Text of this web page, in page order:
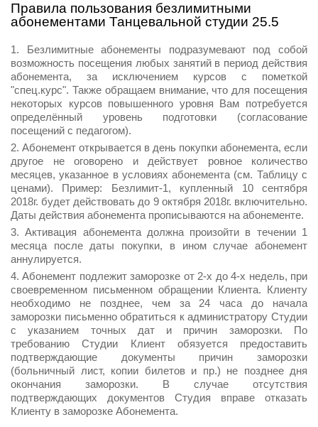
Правила пользования безлимитными
абонементами Танцевальной студии 25.5
Безлимитные абонементы подразумевают под собой
возможность посещения любых занятий в период действия
абонемента, за исключением курсов с пометкой
"спец.курс". Также обращаем внимание, что для посещения
некоторых курсов повышенного уровня Вам потребуется
определённый уровень подготовки (согласование
посещений с педагогом).
Абонемент открывается в день покупки абонемента, если
другое не оговорено и действует ровное количество
месяцев, указанное в условиях абонемента (см. Таблицу с
ценами). Пример: Безлимит-1, купленный 10 сентября
2018г. будет действовать до 9 октября 2018г. включительно.
Даты действия абонемента прописываются на абонементе.
Активация абонемента должна произойти в течении 1
месяца после даты покупки, в ином случае абонемент
аннулируется.
Абонемент подлежит заморозке от 2-х до 4-х недель, при
своевременном письменном обращении Клиента. Клиенту
необходимо не позднее, чем за 24 часа до начала
заморозки письменно обратиться к администратору Студии
с указанием точных дат и причин заморозки. По
требованию Студии Клиент обязуется предоставить
подтверждающие документы причин заморозки
(больничный лист, копии билетов и пр.) не позднее дня
окончания заморозки. В случае отсутствия
подтверждающих документов Студия вправе отказать
Клиенту в заморозке Абонемента.